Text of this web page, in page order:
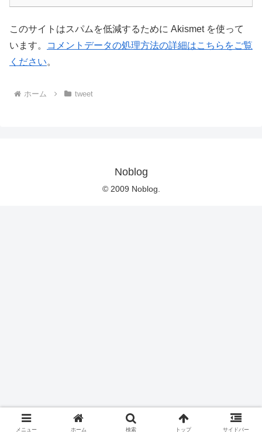
このサイトはスパムを低減するために Akismet を使って
います。
コメントデータの処理方法の詳細はこちらをご覧
ください。
ホーム tweet
Noblog
© 2009 Noblog.
メニュー ホーム 検索 トップ サイドバー